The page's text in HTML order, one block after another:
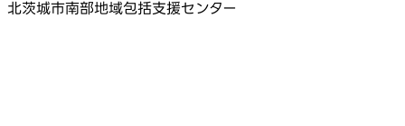
北茨城市南部地域包括支援センター